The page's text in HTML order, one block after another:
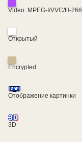
Video: MPEG-I/VVC/H-266
Открытый
Encrypted
Отображение картинки
3D